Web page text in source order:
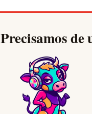
Precisamos